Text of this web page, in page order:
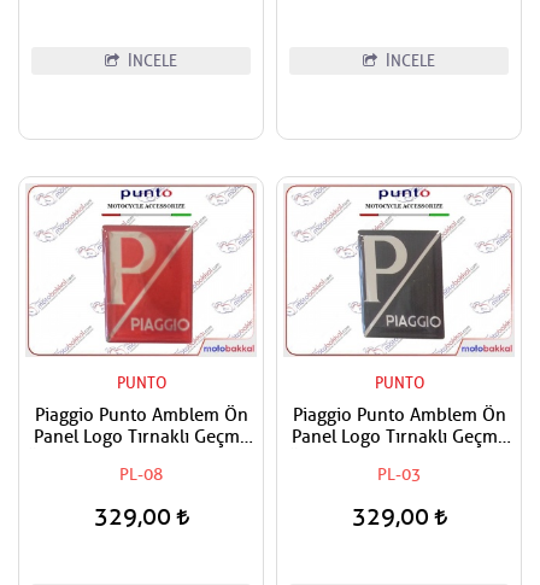
İNCELE İNCELE
PUNTO
Piaggio Punto Amblem Ön
Panel Logo Tırnaklı Geçme
Gümüş
PL-08
329,00
PUNTO
Piaggio Punto Amblem Ön
Panel Logo Tırnaklı Geçme
Gri
PL-03
329,00